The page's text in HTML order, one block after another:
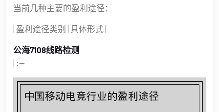
当前几种主要的盈利途径：
| 盈利途径类别 | 具体形式 |
公海7108线路检测
| :--